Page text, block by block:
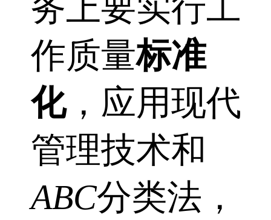
务上要实行工
作质量标准
化，应用现代
管理技术和
ABC分类法，